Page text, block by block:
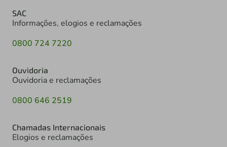
SAC
Informações, elogios e reclamações
0800 724 7220
Ouvidoria
Ouvidoria e reclamações
0800 646 2519
Chamadas Internacionais
Elogios e reclamações